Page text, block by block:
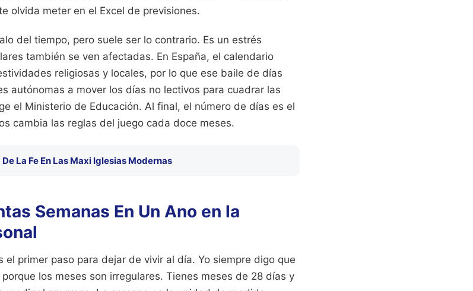
olvida meter en el Excel de previsiones.
del tiempo, pero suele ser lo contrario. Es un estrés
también se ven afectadas. En España, el calendario
religiosas y locales, por lo que ese baile de días
autónomas a mover los días no lectivos para cuadrar las
el Ministerio de Educación. Al final, el número de días es el
cambia las reglas del juego cada doce meses.
La Fe En Las Maxi Iglesias Modernas
Semanas En Un Ano en la
el primer paso para dejar de vivir al día. Yo siempre digo que
los meses son irregulares. Tienes meses de 28 días y